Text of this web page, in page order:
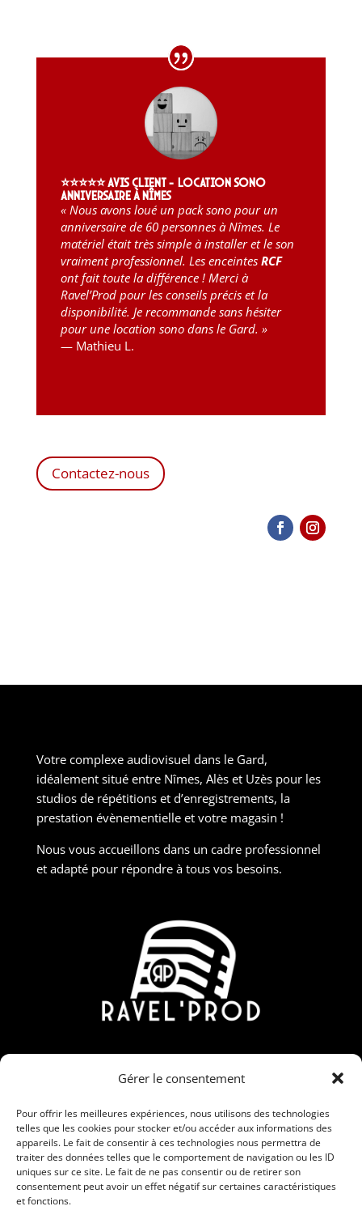
Gérer le consentement
Pour offrir les meilleures expériences, nous utilisons des technologies
telles que les cookies pour stocker et/ou accéder aux informations des
appareils. Le fait de consentir à ces technologies nous permettra de
traiter des données telles que le comportement de navigation ou les ID
uniques sur ce site. Le fait de ne pas consentir ou de retirer son
consentement peut avoir un effet négatif sur certaines caractéristiques
et fonctions.
⭐⭐⭐⭐⭐ Avis client – Location sono
anniversaire à Nîmes
« Nous avons loué un pack sono pour un
anniversaire de 60 personnes à Nîmes. Le
matériel était très simple à installer et le son
vraiment professionnel. Les enceintes RCF
ont fait toute la différence ! Merci à
Ravel’Prod pour les conseils précis et la
disponibilité. Je recommande sans hésiter
pour une location sono dans le Gard. »
— Mathieu L.
Contactez-nous
Votre complexe audiovisuel dans le Gard,
idéalement situé entre Nîmes, Alès et Uzès pour les
studios de répétitions et d’enregistrements, la
prestation évènementielle et votre magasin !
Nous vous accueillons dans un cadre professionnel
et adapté pour répondre à tous vos besoins.
Saint-Chaptes
06 95 15 00 28 / 09 86 56 91 26
contact@ravelprod.fr